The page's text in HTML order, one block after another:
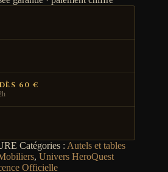
60 €
Catégories : Autels et tables
, Univers HeroQuest
Officielle